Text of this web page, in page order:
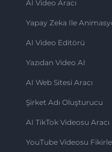
AI Video Aracı
Yapay Zeka Ile
AI Video Editörü
Yazıdan Video AI
AI Web Sitesi Aracı
Şirket Adı Oluşturucu
AI TikTok Videosu Aracı
YouTube Videosu